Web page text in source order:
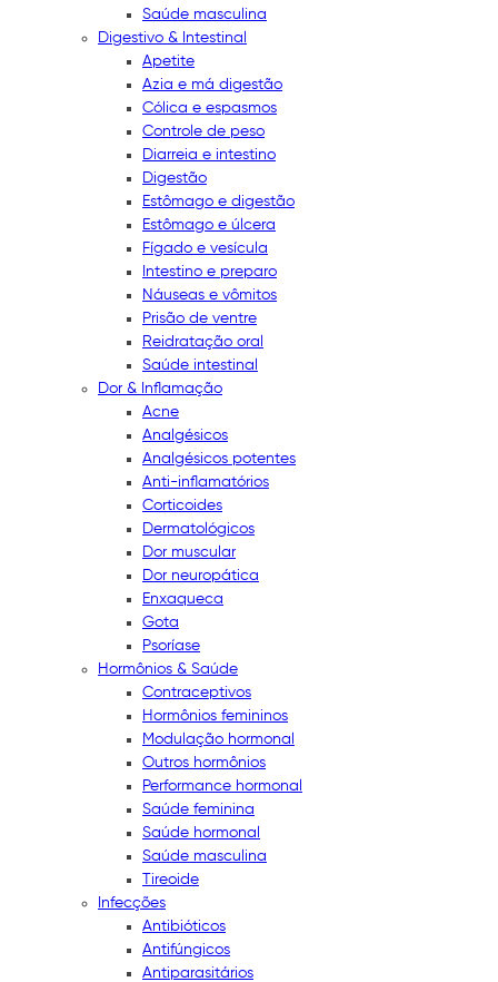
Saúde masculina
Digestivo & Intestinal
Apetite
Azia e má digestão
Cólica e espasmos
Controle de peso
Diarreia e intestino
Digestão
Estômago e digestão
Estômago e úlcera
Fígado e vesícula
Intestino e preparo
Náuseas e vômitos
Prisão de ventre
Reidratação oral
Saúde intestinal
Dor & Inflamação
Acne
Analgésicos
Analgésicos potentes
Anti-inflamatórios
Corticoides
Dermatológicos
Dor muscular
Dor neuropática
Enxaqueca
Gota
Psoríase
Hormônios & Saúde
Contraceptivos
Hormônios femininos
Modulação hormonal
Outros hormônios
Performance hormonal
Saúde feminina
Saúde hormonal
Saúde masculina
Tireoide
Infecções
Antibióticos
Antifúngicos
Antiparasitários